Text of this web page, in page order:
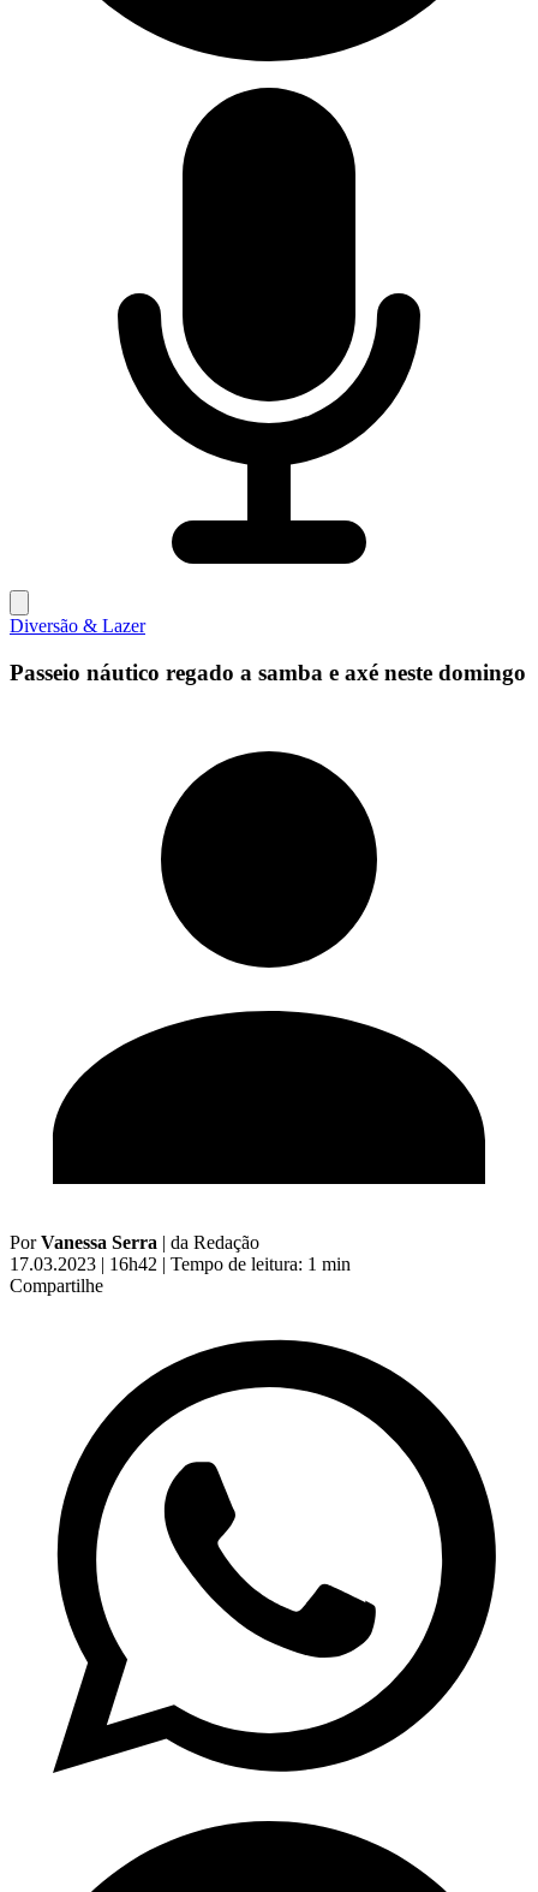
Diversão & Lazer
Passeio náutico regado a samba e axé neste domingo
PorVanessa Serra | da Redação
17.03.2023 | 16h42 | Tempo de leitura: 1 min
Compartilhe